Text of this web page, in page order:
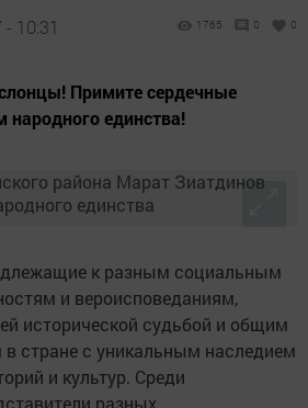
10:31 1765 0 0
Примите сердечные
народного единства!
к разным социальным
и вероисповеданиям,
исторической судьбой и общим
стране с уникальным наследием
и культур. Среди
разных